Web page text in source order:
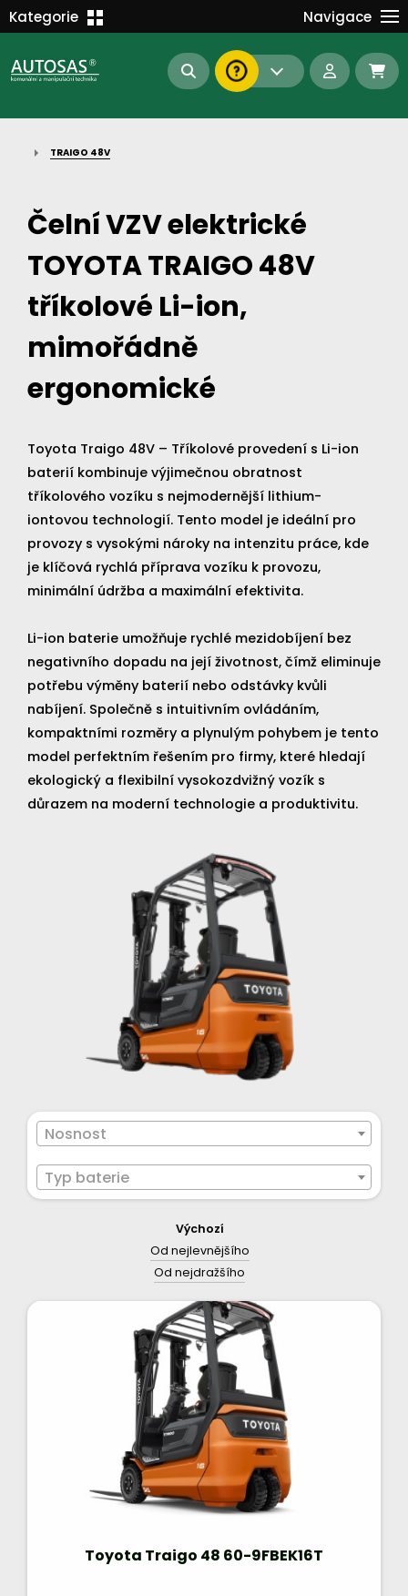
Kategorie
MANIPULAČNÍ TECHNIKA
BAGRY A MANIPULÁTORY
S-BAT ENERGY
23112 185 93
Navigace
Kontakt
TRAIGO 48V
Čelní VZV elektrické
TOYOTA TRAIGO 48V
tříkolové Li-ion,
mimořádně
ergonomické
Toyota Traigo 48V – Tříkolové provedení s Li-ion
baterií kombinuje výjimečnou obratnost
tříkolového vozíku s nejmodernější lithium-
iontovou technologií. Tento model je ideální pro
provozy s vysokými nároky na intenzitu práce, kde
je klíčová rychlá příprava vozíku k provozu,
minimální údržba a maximální efektivita.
Li-ion baterie umožňuje rychlé mezidobíjení bez
negativního dopadu na její životnost, čímž eliminuje
potřebu výměny baterií nebo odstávky kvůli
nabíjení. Společně s intuitivním ovládáním,
kompaktními rozměry a plynulým pohybem je tento
model perfektním řešením pro firmy, které hledají
ekologický a flexibilní vysokozdvižný vozík s
důrazem na moderní technologie a produktivitu.
Nosnost
Typ baterie
Výchozí
Od nejlevnějšího
Od nejdražšího
Toyota Traigo 48 60-9FBEK16T